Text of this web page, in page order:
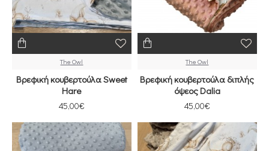
The Owl
Βρεφική κουβερτούλα Sweet
Hare
45,00€
The Owl
Βρεφική κουβερτούλα διπλής
όψεος Dalia
45,00€